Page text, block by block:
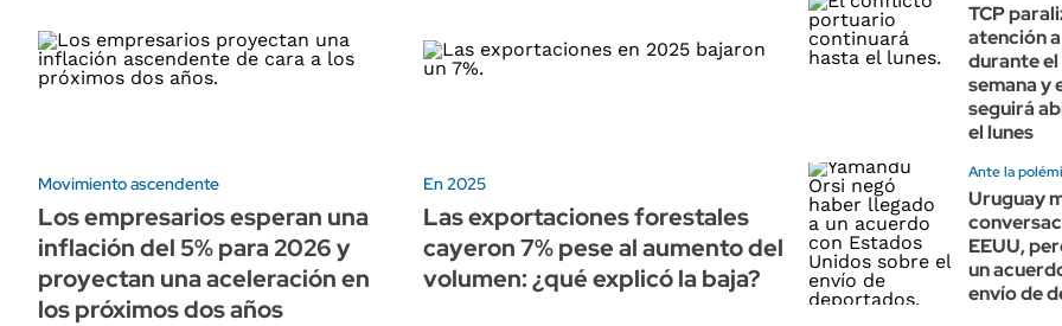
Movimiento ascendente
Los empresarios esperan una
inflación del 5% para 2026 y
proyectan una aceleración en
los próximos dos años
En 2025
Las exportaciones forestales
cayeron 7% pese al aumento del
volumen: ¿qué explicó la baja?
TCP
atención
durante
semana y
seguirá
el lunes
Ante la
Uruguay
EEUU,
un
envío de